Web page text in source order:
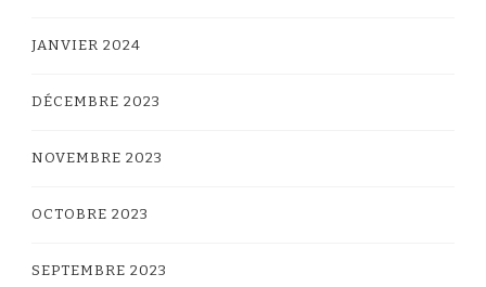
JANVIER 2024
DÉCEMBRE 2023
NOVEMBRE 2023
OCTOBRE 2023
SEPTEMBRE 2023